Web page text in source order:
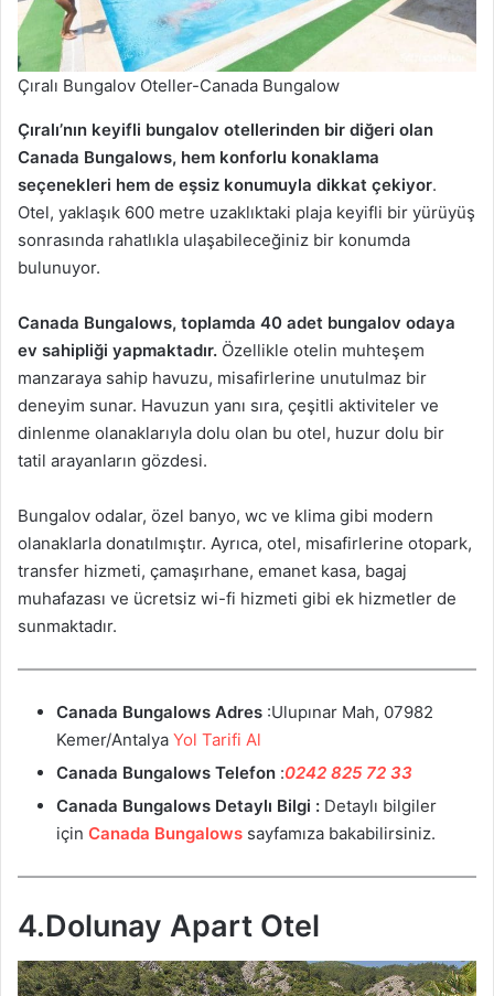
Çıralı Bungalov Oteller-Canada Bungalow
Çıralı’nın keyifli bungalov otellerinden bir diğeri olan
Canada Bungalows, hem konforlu konaklama
seçenekleri hem de eşsiz konumuyla dikkat çekiyor.
Otel, yaklaşık 600 metre uzaklıktaki plaja keyifli bir yürüyüş
sonrasında rahatlıkla ulaşabileceğiniz bir konumda
bulunuyor.
Canada Bungalows, toplamda 40 adet bungalov odaya
ev sahipliği yapmaktadır. Özellikle otelin muhteşem
manzaraya sahip havuzu, misafirlerine unutulmaz bir
deneyim sunar. Havuzun yanı sıra, çeşitli aktiviteler ve
dinlenme olanaklarıyla dolu olan bu otel, huzur dolu bir
tatil arayanların gözdesi.
Bungalov odalar, özel banyo, wc ve klima gibi modern
olanaklarla donatılmıştır. Ayrıca, otel, misafirlerine otopark,
transfer hizmeti, çamaşırhane, emanet kasa, bagaj
muhafazası ve ücretsiz wi-fi hizmeti gibi ek hizmetler de
sunmaktadır.
Canada Bungalows Adres :Ulupınar Mah, 07982
Kemer/Antalya Yol Tarifi Al
Canada Bungalows Telefon :0242 825 72 33
Canada Bungalows Detaylı Bilgi : Detaylı bilgiler
için Canada Bungalows sayfamıza bakabilirsiniz.
4.Dolunay Apart Otel